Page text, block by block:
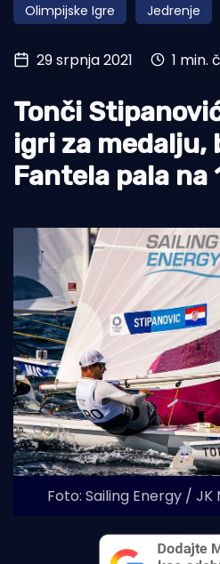
Turizam i nautika
Pomorstvo
Ribolov
Ekologija
Tradicija i kultura
Olimpijske Igre Jedrenje
29 srpnja 2021 1 min.
Tonči
igri za medalju,
Fantela pala na
Foto: Sailing Energy /